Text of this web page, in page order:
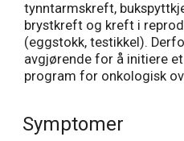
tynntarmskreft,
brystkreft og kreft i
(eggstokk, testikkel).
avgjørende for å initiere
program for onkologisk
Symptomer